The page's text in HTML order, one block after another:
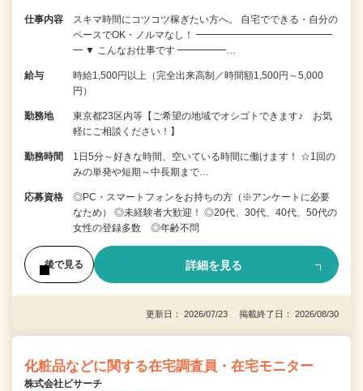
仕事内容
スキマ時間にコツコツ稼ぎたい方へ。 自宅でできる・自分の
ペースでOK・ノルマなし！ ━━━━━━━━━━━━━━
━ ▼ こんなお仕事です ━━━━━…
給与
時給1,500円以上（完全出来高制／時間額1,500円～5,000
円）
勤務地
東京都23区内等【ご希望の地域でオシゴトできます♪ お気
軽にご相談ください！】
勤務時間
1日5分～好きな時間、空いている時間に働けます！ ☆1回の
みの単発や短期～中長期まで…
応募資格
◎PC・スマートフォンをお持ちの方（※アンケートに必要
なため） ◎未経験者大歓迎！ ◎20代、30代、40代、50代の
女性の登録多数 ◎年齢不問
後で見る 詳細を見る
更新日： 2026/07/23 掲載終了日： 2026/08/30
化粧品などに関する在宅調査員・在宅モニター
株式会社ビサーチ